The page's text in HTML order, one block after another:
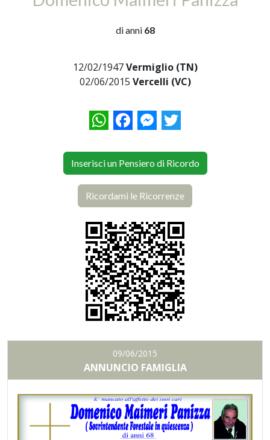
di anni 68
12/02/1947Vermiglio (TN)
02/06/2015 Vercelli (VC)
WhatsAppFacebookMessenger
Twitter
Inserisci un Pensiero di Ricordo
Ricordami le Ricorrenze
09/06/2015
ANNUNCIO FAMIGLIA